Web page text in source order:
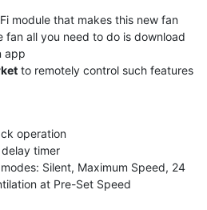
module that makes this new fan
fan all you need to do is download
app
to remotely control such features
operation
timer
Silent, Maximum Speed, 24
at Pre-Set Speed